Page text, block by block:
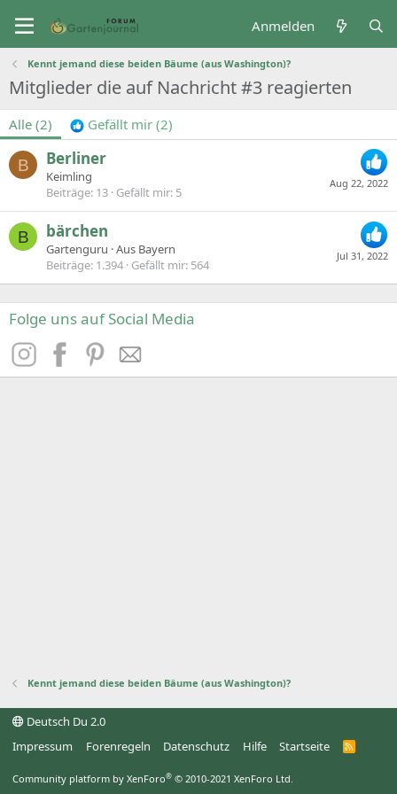
Anmelden
Kennt jemand diese beiden Bäume (aus Washington)?
Mitglieder die auf Nachricht #3 reagierten
Alle (2) Gefällt mir (2)
B
Aug 22, 2022
Berliner
Keimling
Beiträge 13 Gefällt mir 5
B
Jul 31, 2022
bärchen
Gartenguru ·Aus Bayern
Beiträge 1.394 Gefällt mir 564
Folge uns auf Social Media
Kennt jemand diese beiden Bäume (aus Washington)?
Deutsch Du 2.0
Impressum
Forenregeln Datenschutz Hilfe Startseite
R
Community platform by XenForo® © 2010-2021 XenForo Ltd.